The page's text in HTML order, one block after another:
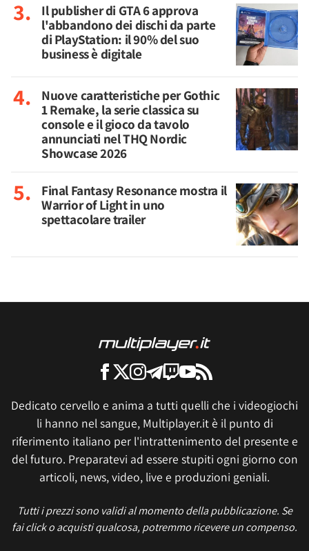
Il publisher di GTA 6 approva
l'abbandono dei dischi da parte
di PlayStation: il 90% del suo
business è digitale
Nuove caratteristiche per Gothic
1 Remake, la serie classica su
console e il gioco da tavolo
annunciati nel THQ Nordic
Showcase 2026
Final Fantasy Resonance mostra il
Warrior of Light in uno
spettacolare trailer
Dedicato cervello e anima a tutti quelli che i videogiochi
li hanno nel sangue, Multiplayer.it è il punto di
riferimento italiano per l'intrattenimento del presente e
del futuro. Preparatevi ad essere stupiti ogni giorno con
articoli, news, video, live e produzioni geniali.
Tutti i prezzi sono validi al momento della pubblicazione. Se
fai click o acquisti qualcosa, potremmo ricevere un compenso.